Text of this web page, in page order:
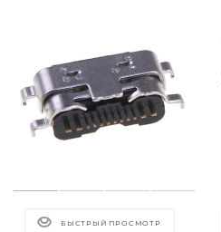
БЫСТРЫЙ ПРОСМОТР